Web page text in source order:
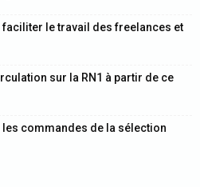
faciliter le travail des freelances et
sur la RN1 à partir de ce
les commandes de la sélection